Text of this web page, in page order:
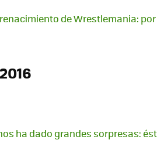
de Wrestlemania:
ha dado grandes sorpresas: